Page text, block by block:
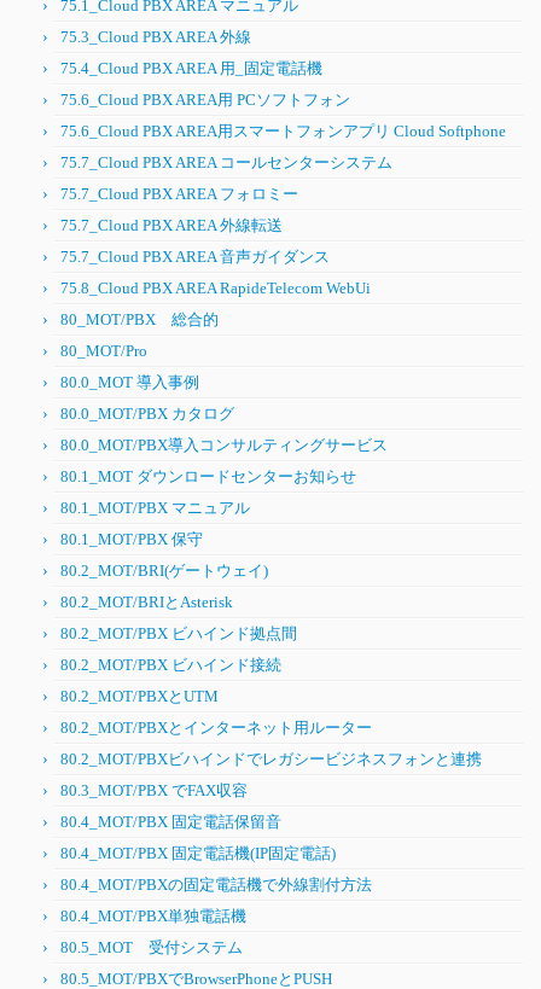
75.1_Cloud PBX AREA マニュアル
75.3_Cloud PBX AREA 外線
75.4_Cloud PBX AREA 用_固定電話機
75.6_Cloud PBX AREA用 PCソフトフォン
75.6_Cloud PBX AREA用スマートフォンアプリ Cloud Softphone
75.7_Cloud PBX AREA コールセンターシステム
75.7_Cloud PBX AREA フォロミー
75.7_Cloud PBX AREA 外線転送
75.7_Cloud PBX AREA 音声ガイダンス
75.8_Cloud PBX AREA RapideTelecom WebUi
80_MOT/PBX 総合的
80_MOT/Pro
80.0_MOT 導入事例
80.0_MOT/PBX カタログ
80.0_MOT/PBX導入コンサルティングサービス
80.1_MOT ダウンロードセンターお知らせ
80.1_MOT/PBX マニュアル
80.1_MOT/PBX 保守
80.2_MOT/BRI(ゲートウェイ)
80.2_MOT/BRIとAsterisk
80.2_MOT/PBX ビハインド拠点間
80.2_MOT/PBX ビハインド接続
80.2_MOT/PBXとUTM
80.2_MOT/PBXとインターネット用ルーター
80.2_MOT/PBXビハインドでレガシービジネスフォンと連携
80.3_MOT/PBX でFAX収容
80.4_MOT/PBX 固定電話保留音
80.4_MOT/PBX 固定電話機(IP固定電話)
80.4_MOT/PBXの固定電話機で外線割付方法
80.4_MOT/PBX単独電話機
80.5_MOT 受付システム
80.5_MOT/PBXでBrowserPhoneとPUSH